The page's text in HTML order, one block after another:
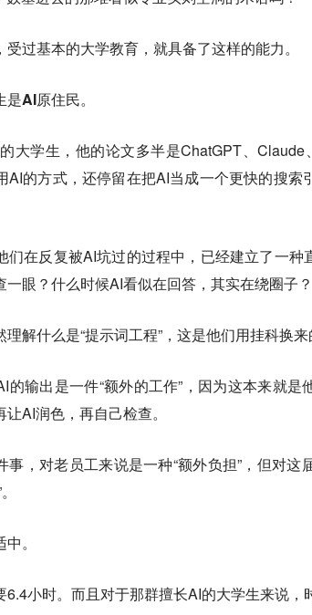
过基本的大学教育，就具备了这样的能力。
AI原住民。
大学生，他的论文多半是ChatGPT、Claude
AI的方式，还停留在把AI当成一个更快的搜索
们在反复被AI坑过的过程中，已经建立了一种
眼？什么时候AI看似在回答，其实在绕圈子？
解什么是“提示词工程”，这是他们用挂科换来
的输出是一件“额外的工作”，因为这本来就是
AI润色，再自己检查。
事，对老员工来说是一种“额外负担”，但对这
。
小时。而且对于那群擅长AI的大学生来说，